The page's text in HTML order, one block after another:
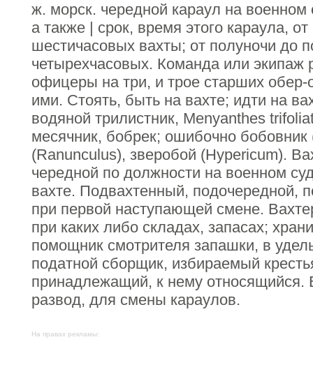
ж. морск. чередной караул на
а также | срок, время этого караула,
шестичасовых вахты; от полуночи до
четырехчасовых. Команда или экипаж
офицеры на три, и трое старших
ими. Стоять, быть на вахте; идти на
водяной трилистник, Menyanthes
месячник, бобрек; ошибочно
(Ranunculus), зверобой (Hypericum).
чередной по должности на военном
вахте. Подвахтенный, подочередной,
при первой наступающей смене.
при каких либо складах, запасах;
помощник смотрителя запашки, в
податной сборщик, избираемый
принадлежащий, к нему относящийся.
развод, для смены караулов.
На правах рекламы: